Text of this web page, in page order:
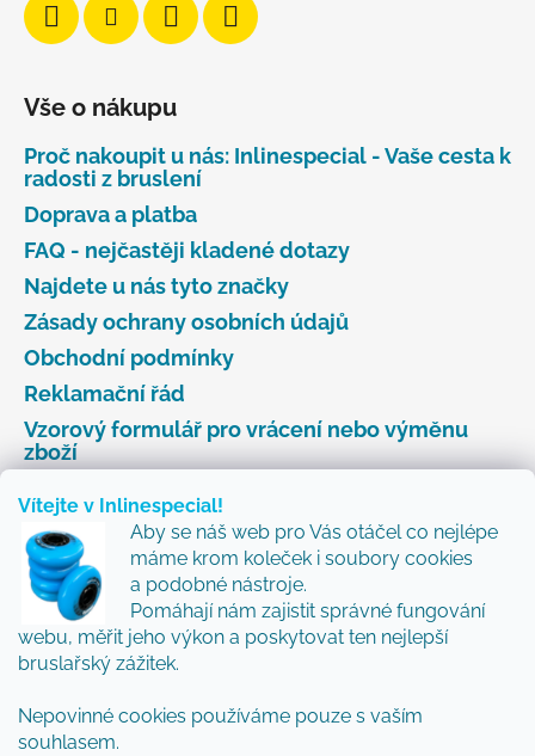
Vítejte v Inlinespecial!
Aby se náš web pro Vás otáčel co nejlépe
máme krom koleček i soubory cookies
a podobné nástroje.
Pomáhají nám zajistit správné fungování
webu, měřit jeho výkon a poskytovat ten nejlepší
bruslařský zážitek.
Nepovinné cookies používáme pouze s vaším
souhlasem.
Vše o nákupu
Proč nakoupit u nás: Inlinespecial - Vaše cesta k
radosti z bruslení
Doprava a platba
FAQ - nejčastěji kladené dotazy
Najdete u nás tyto značky
Zásady ochrany osobních údajů
Obchodní podmínky
Reklamační řád
Vzorový formulář pro vrácení nebo výměnu
zboží
Odebírat newsletter
Přidejte se k nám a my Vám budeme zasílat ty nejlepší
novinky a tipy.
Vložením e-mailu souhlasíte spodmínkami
ochrany osobních údajů